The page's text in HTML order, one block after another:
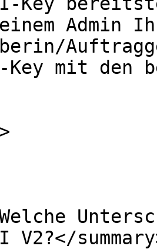
Admin
Key mit den
V2?</